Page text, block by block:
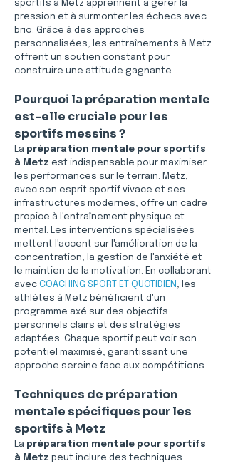
sportifs à Metz apprennent à gérer la
pression et à surmonter les échecs avec
brio. Grâce à des approches
personnalisées, les entraînements à Metz
offrent un soutien constant pour
construire une attitude gagnante.
Pourquoi la préparation mentale
est-elle cruciale pour les
sportifs messins ?
La préparation mentale pour sportifs
à Metz est indispensable pour maximiser
les performances sur le terrain. Metz,
avec son esprit sportif vivace et ses
infrastructures modernes, offre un cadre
propice à l'entraînement physique et
mental. Les interventions spécialisées
mettent l'accent sur l'amélioration de la
concentration, la gestion de l'anxiété et
le maintien de la motivation. En collaborant
avec COACHING SPORT ET QUOTIDIEN , les
athlètes à Metz bénéficient d'un
programme axé sur des objectifs
personnels clairs et des stratégies
adaptées. Chaque sportif peut voir son
potentiel maximisé, garantissant une
approche sereine face aux compétitions.
Techniques de préparation
mentale spécifiques pour les
sportifs à Metz
La préparation mentale pour sportifs
à Metz peut inclure des techniques